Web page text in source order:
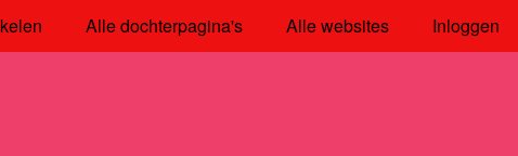
Alle dochterpagina's Alle websites Inloggen